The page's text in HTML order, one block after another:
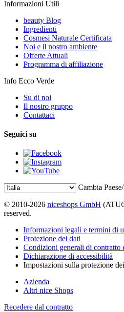
Informazioni Utili
beauty Blog
Ingredienti
Cosmesi Naturale Certificata
Noi e il nostro ambiente
Offerte Attuali
Programma di affiliazione
Info Ecco Verde
Su di noi
Il nostro gruppo
Contattaci
Seguici su
Cambia
© 2010-2026 niceshops GmbH
reserved.
Informazioni legali e termini di
Protezione dei dati
Condizioni generali di contratto
Dichiarazione di accessibilità
Impostazioni sulla protezione
Azienda
Altri nice Shops
Recedere dal contratto